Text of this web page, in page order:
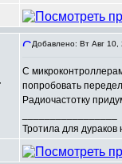
Добавлено: Вт Авг
С
попробовать
Радиочастотку
Тротила для